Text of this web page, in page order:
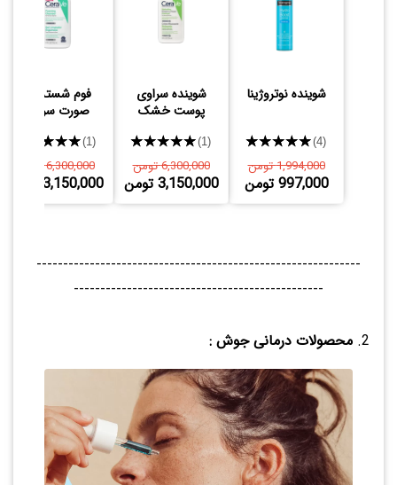
شوینده نوتروژینا
★★★★★(4)
1,994,000 تومن
997,000 تومن
شوینده سراوی
پوست خشک
★★★★★(1)
6,300,000 تومن
3,150,000 تومن
فوم شستشوی
صورت سراوی
نرمال
★★★★★(1)
6,300,000 تومن
3,150,000 تومن
-------------------------------------------------------------
-----------------------------------------------
محصولات درمانی جوش :